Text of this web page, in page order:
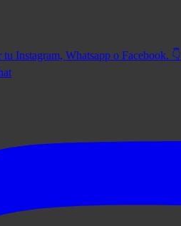
Instagram, Whatsapp o Facebook. 👇